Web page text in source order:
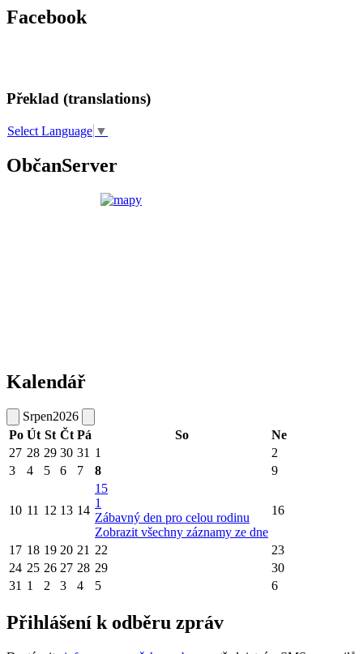
Facebook
Překlad (translations)
Select Language ▼
ObčanServer
Kalendář
Srpen2026
Po Út St Čt Pá So
Ne
27 28 29 30 31 1
2
3
4 5 6 7 8 9
10 11 12 13 14
15
1
Zábavný den pro celou rodinu
Zobrazit všechny záznamy ze dne
16
17 18 19 20 21 22
23
24 25 26 27 28 29
30
31 1 2 3 4 5 6
Přihlášení k odběru zpráv